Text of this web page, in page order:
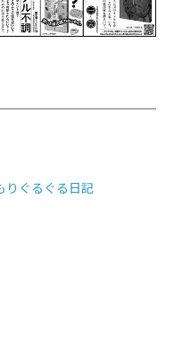
りぐるぐる日記